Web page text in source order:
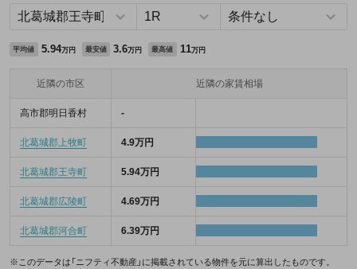
平均値 5.94万円 最安値 3.6万円 最高値 11万円
近隣の市区 近隣の家賃相場
高市郡明日香村 -
北葛城郡上牧町 4.9万円
北葛城郡王寺町 5.94万円
北葛城郡広陵町 4.69万円
北葛城郡河合町 6.39万円
※このデータは「ニフティ不動産」に掲載されている物件を元に算出したものです。